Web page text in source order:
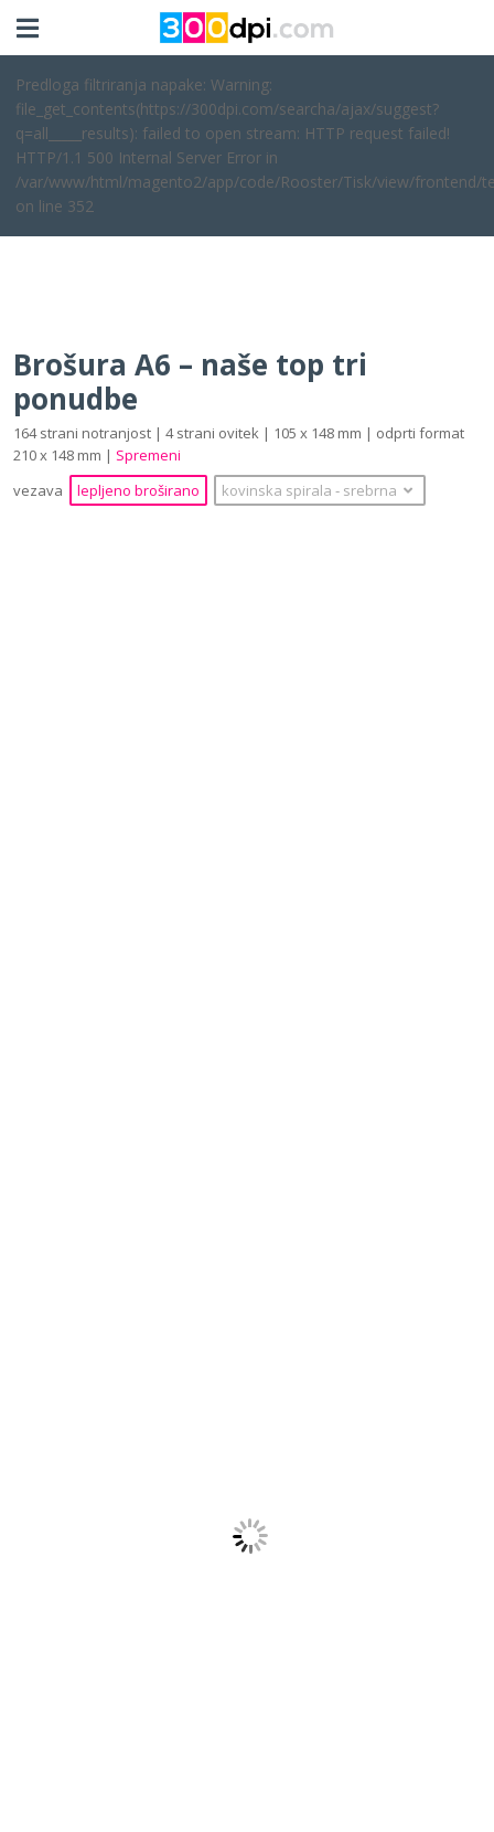
Predloga filtriranja napake: Warning:
file_get_contents(https://300dpi.com/searcha/ajax/suggest?
q=all_____results): failed to open stream: HTTP request failed!
HTTP/1.1 500 Internal Server Error in
/var/www/html/magento2/app/code/Rooster/Tisk/view/frontend/
on line 352
Brošura A6 – naše top tri
ponudbe
164 strani notranjost | 4 strani ovitek | 105 x 148 mm | odprti format
210 x 148 mm | Spremeni
vezava
lepljeno broširano kovinska spirala ‐ srebrna